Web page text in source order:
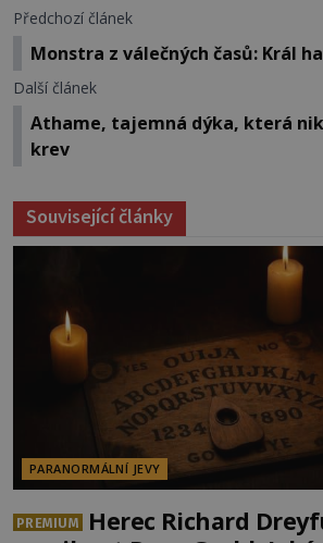
Předchozí článek
Monstra z válečných časů: Král
Další článek
Athame, tajemná dýka, která
krev
Související články
PARANORMÁLNÍ JEVY
PREMIUM
Herec Richard